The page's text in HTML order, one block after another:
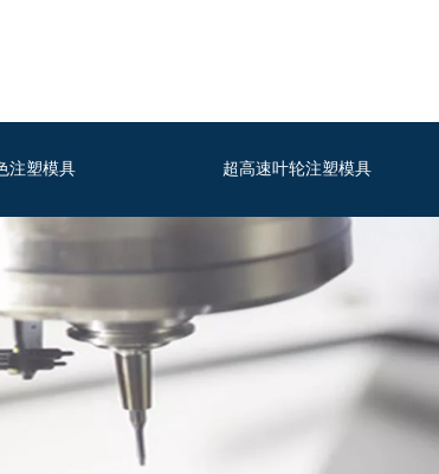
注塑模具 超高速叶轮注塑模具